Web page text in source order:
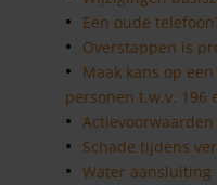
Een oude
Overstappen is
Maak kans op
personen t.w.v. 196
Schade tijdens
Water aansluiting